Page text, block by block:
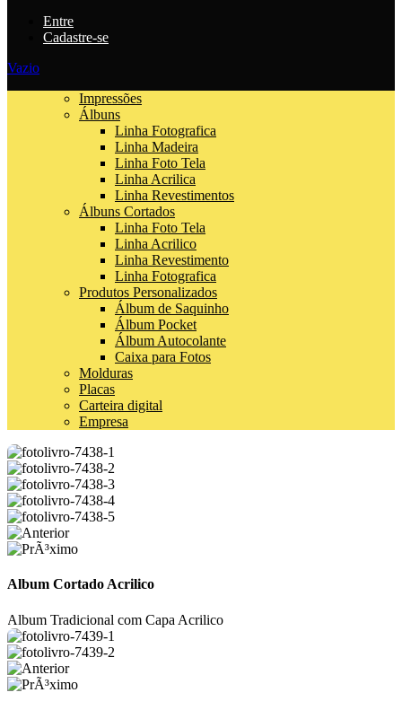
Entre
Cadastre-se
Vazio
Impressões
Álbuns
Linha Fotografica
Linha Madeira
Linha Foto Tela
Linha Acrilica
Linha Revestimentos
Álbuns Cortados
Linha Foto Tela
Linha Acrilico
Linha Revestimento
Linha Fotografica
Produtos Personalizados
Álbum de Saquinho
Álbum Pocket
Álbum Autocolante
Caixa para Fotos
Molduras
Placas
Carteira digital
Empresa
Album Cortado Acrilico
Album Tradicional com Capa Acrilico